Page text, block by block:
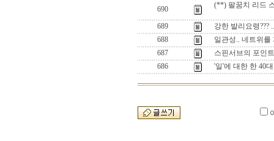
690
(**) 팔꿈치 리드
689
강한 발리요령???
688
일관성.. 네트위를
687
스핀서브의 포인
686
'일'에 대한 한 40